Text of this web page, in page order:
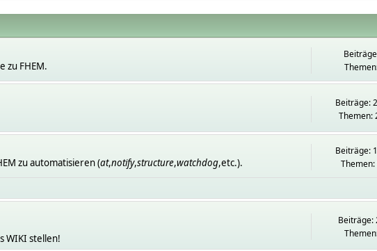
zu FHEM.
Beiträge:
Themen:
zu automatisieren (at,notify,structure,watchdog,etc.).
Beiträge:
WIKI stellen!
Beiträge: